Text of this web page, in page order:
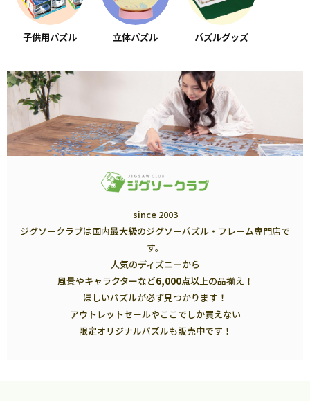
子供用パズル 立体パズル パズルグッズ
since 2003
ジグソークラブは国内最大級のジグソーパズル・フレーム専門店で
す。
人気のディズニーから
風景やキャラクターなど6,000点以上の品揃え！
ほしいパズルが必ず見つかります！
アウトレットセールやここでしか買えない
限定オリジナルパズルも販売中です！